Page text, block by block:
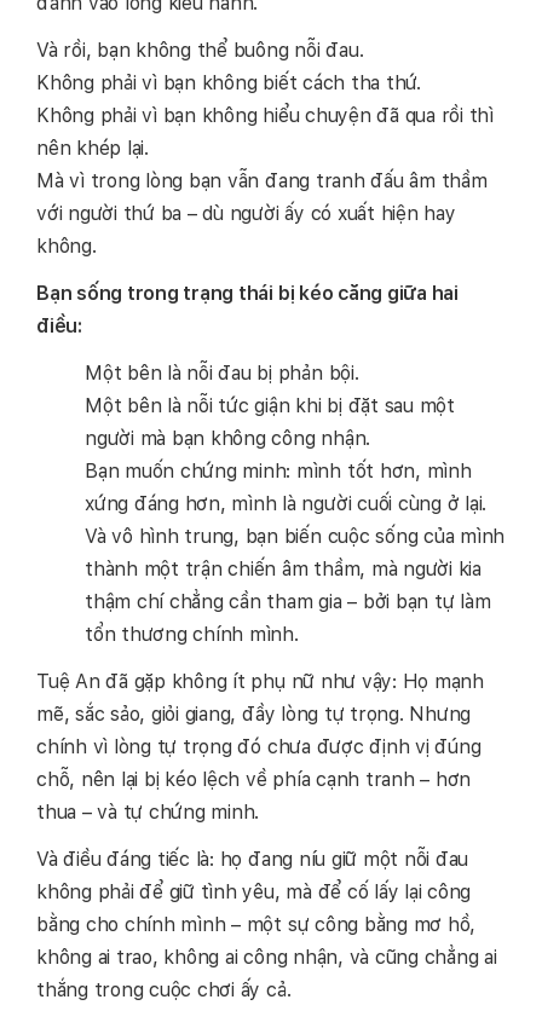
Và rồi, bạn không thể buông nỗi đau.
Không phải vì bạn không biết cách tha thứ.
Không phải vì bạn không hiểu chuyện đã qua rồi thì
nên khép lại.
Mà vì trong lòng bạn vẫn đang tranh đấu âm thầm
với người thứ ba – dù người ấy có xuất hiện hay
không.
Bạn sống trong trạng thái bị kéo căng giữa hai
điều:
Một bên là nỗi đau bị phản bội.
Một bên là nỗi tức giận khi bị đặt sau một
người mà bạn không công nhận.
Bạn muốn chứng minh: mình tốt hơn, mình
xứng đáng hơn, mình là người cuối cùng ở lại.
Và vô hình trung, bạn biến cuộc sống của mình
thành một trận chiến âm thầm, mà người kia
thậm chí chẳng cần tham gia – bởi bạn tự làm
tổn thương chính mình.
Tuệ An đã gặp không ít phụ nữ như vậy: Họ mạnh
mẽ, sắc sảo, giỏi giang, đầy lòng tự trọng. Nhưng
chính vì lòng tự trọng đó chưa được định vị đúng
chỗ, nên lại bị kéo lệch về phía cạnh tranh – hơn
thua – và tự chứng minh.
Và điều đáng tiếc là: họ đang níu giữ một nỗi đau
không phải để giữ tình yêu, mà để cố lấy lại công
bằng cho chính mình – một sự công bằng mơ hồ,
không ai trao, không ai công nhận, và cũng chẳng ai
thắng trong cuộc chơi ấy cả.